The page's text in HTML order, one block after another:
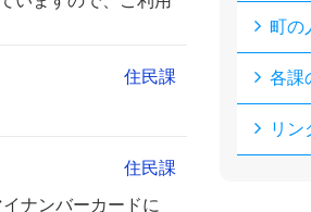
住民課
住民課
ナンバーカードに
町の
各課
リン